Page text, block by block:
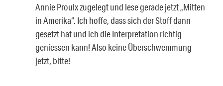
Annie Proulx zugelegt und lese gerade jetzt „Mitten
in Amerika“. Ich hoffe, dass sich der Stoff dann
gesetzt hat und ich die Interpretation richtig
geniessen kann! Also keine Überschwemmung
jetzt, bitte!